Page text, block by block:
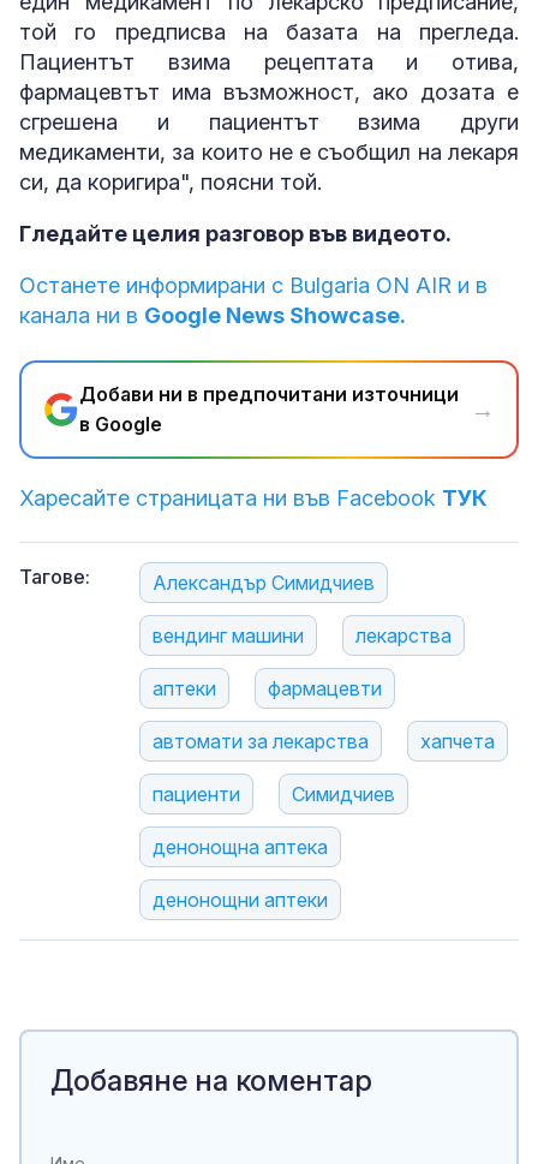
той го предписва на базата на прегледа.
Пациентът взима рецептата и отива,
фармацевтът има възможност, ако дозата е
сгрешена и пациентът взима други
медикаменти, за които не е съобщил на лекаря
си, да коригира", поясни той.
Гледайте целия разговор във видеото.
Останете информирани с Bulgaria ON AIR и в
канала ни в Google News Showcase.
Добави ни в предпочитани източници
в Google
→
Харесайте страницата ни във Facebook ТУК
Тагове: Александър Симидчиев
вендинг машини лекарства
аптеки фармацевти
автомати за лекарства хапчета
пациенти Симидчиев
денонощна аптека
денонощни аптеки
Добавяне на коментар